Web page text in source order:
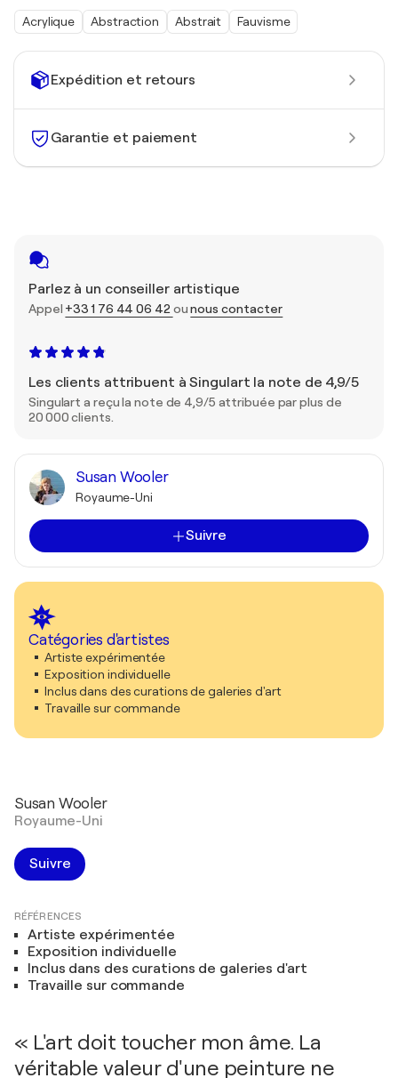
Expédition et retours
Garantie et paiement
Parlez à un conseiller artistique
Appel +33 1 76 44 06 42ounous contacter
Les clients attribuent à Singulart la note de 4,9/5
Singulart a reçu la note de 4,9/5 attribuée par plus de
20 000 clients.
Susan Wooler
Royaume-Uni
Suivre
Catégories d'artistes
Artiste expérimentée
Exposition individuelle
Inclus dans des curations de galeries d'art
Travaille sur commande
Acrylique Abstraction Abstrait Fauvisme
Susan Wooler
Royaume-Uni
Suivre
RÉFÉRENCES
Artiste expérimentée
Exposition individuelle
Inclus dans des curations de galeries d'art
Travaille sur commande
« L'art doit toucher mon âme. La
véritable valeur d'une peinture ne